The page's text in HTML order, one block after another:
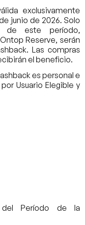
exclusivamente
junio de 2026. Solo
de este período,
Reserve, serán
Las compras
el beneficio.
es personal e
Usuario Elegible y
del Período de la